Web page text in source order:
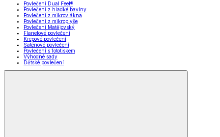
Povlečení Dual Feel®
Povlečení z hladké bavlny
Povlečení z mikrovlákna
Povlečení z mikroplyše
Povlečení Matějovský
Flanelové povlečení
Krepové povlečení
Saténové povlečení
Povlečení s fototiskem
Výhodné sady
Dětské povlečení